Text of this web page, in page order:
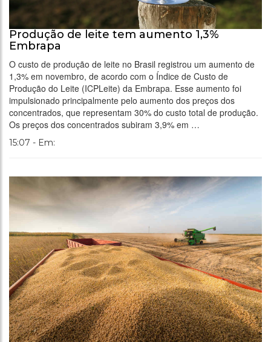
Produção de leite tem aumento 1,3%
Embrapa
O custo de produção de leite no Brasil registrou um aumento de
1,3% em novembro, de acordo com o Índice de Custo de
Produção do Leite (ICPLeite) da Embrapa. Esse aumento foi
impulsionado principalmente pelo aumento dos preços dos
concentrados, que representam 30% do custo total de produção.
Os preços dos concentrados subiram 3,9% em …
15:07 - Em: